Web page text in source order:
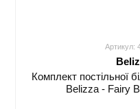
Артикул:
Комплект постільної
Belizza - Fairy